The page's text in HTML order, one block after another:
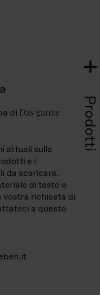
Prodotti
di Das ganze
attuali sulla
e i
da scaricare.
di testo e
vostra richiesta di
a questo